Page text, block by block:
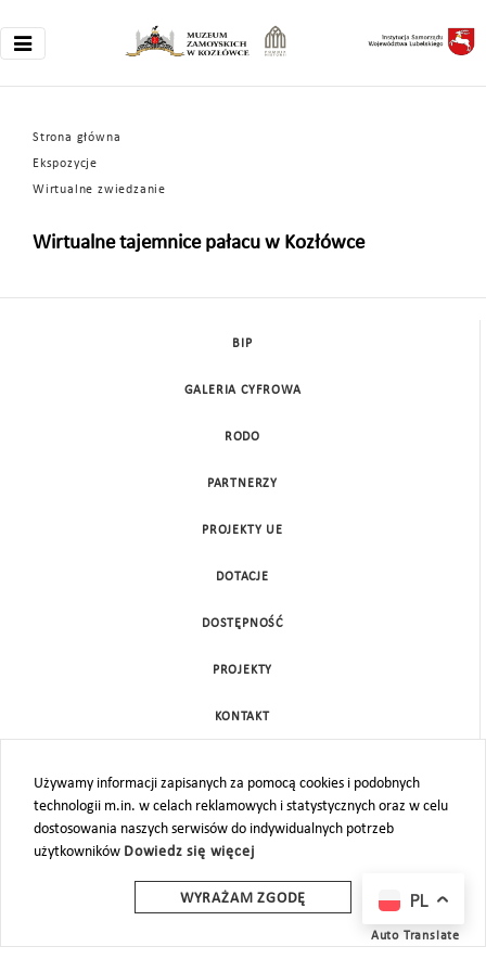
Strona główna
Ekspozycje
Wirtualne zwiedzanie
Wirtualne tajemnice pałacu w Kozłówce
Używamy informacji zapisanych za pomocą cookies i podobnych
technologii m.in. w celach reklamowych i statystycznych oraz w celu
dostosowania naszych serwisów do indywidualnych potrzeb
użytkowników Dowiedz się więcej
WYRAŻAM ZGODĘ
BIP
GALERIA CYFROWA
RODO
PARTNERZY
PROJEKTY UE
DOTACJE
DOSTĘPNOŚĆ
PROJEKTY
KONTAKT
PL
Auto Translate